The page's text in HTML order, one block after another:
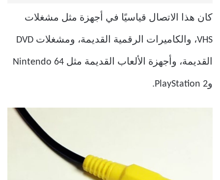
كان هذا الاتصال قياسيًا في أجهزة مثل مشغلات
VHS، والكاميرات الرقمية القديمة، ومشغلات DVD
القديمة، وأجهزة الألعاب القديمة مثل Nintendo 64
وPlayStation 2.